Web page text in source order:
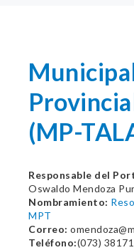
(MP-
Responsable del
Oswaldo Mendoza
Nombramiento:
MPT
Correo:
Teléfono:(073)